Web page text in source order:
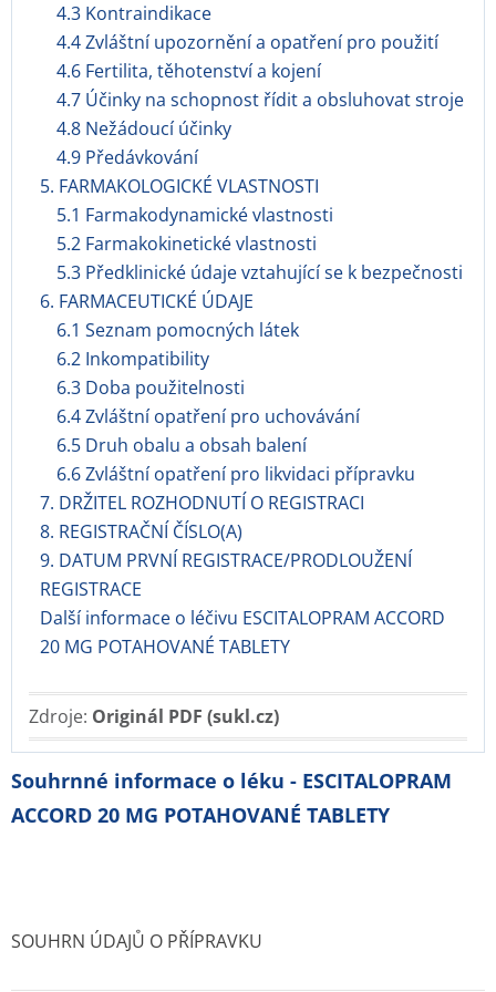
4.3 Kontraindikace
4.4 Zvláštní upozornění a opatření pro použití
4.6 Fertilita, těhotenství a kojení
4.7 Účinky na schopnost řídit a obsluhovat stroje
4.8 Nežádoucí účinky
4.9 Předávkování
5. FARMAKOLOGICKÉ VLASTNOSTI
5.1 Farmakodynamické vlastnosti
5.2 Farmakokinetické vlastnosti
5.3 Předklinické údaje vztahující se k bezpečnosti
6. FARMACEUTICKÉ ÚDAJE
6.1 Seznam pomocných látek
6.2 Inkompatibility
6.3 Doba použitelnosti
6.4 Zvláštní opatření pro uchovávání
6.5 Druh obalu a obsah balení
6.6 Zvláštní opatření pro likvidaci přípravku
7. DRŽITEL ROZHODNUTÍ O REGISTRACI
8. REGISTRAČNÍ ČÍSLO(A)
9. DATUM PRVNÍ REGISTRACE/PRODLOUŽENÍ
REGISTRACE
Další informace o léčivu ESCITALOPRAM ACCORD
20 MG POTAHOVANÉ TABLETY
Zdroje: Originál PDF (sukl.cz)
Souhrnné informace o léku - ESCITALOPRAM
ACCORD 20 MG POTAHOVANÉ TABLETY
SOUHRN ÚDAJŮ O PŘÍPRAVKU